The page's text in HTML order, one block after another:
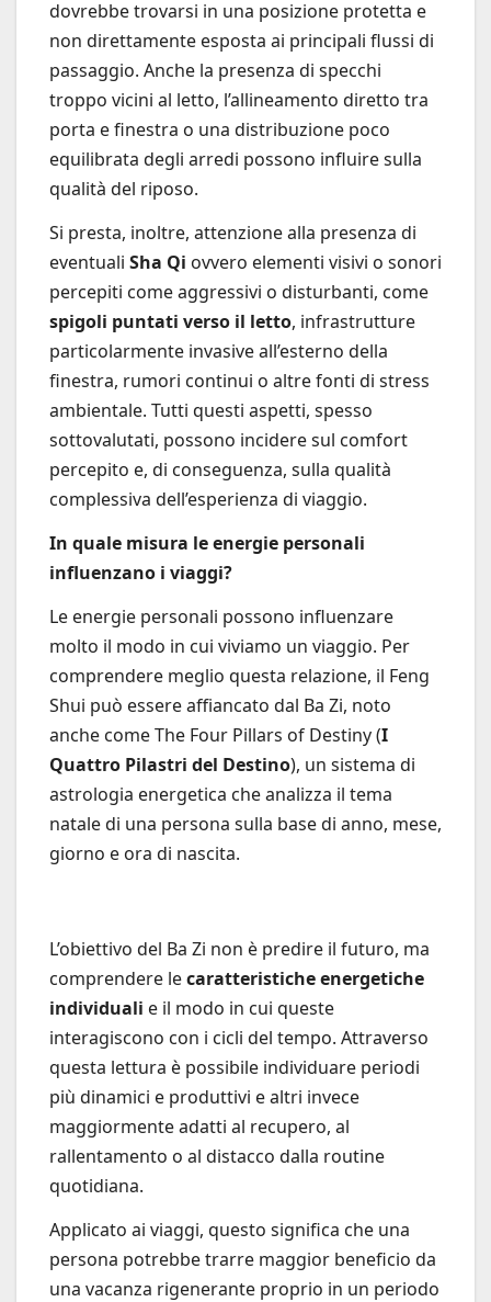
dovrebbe trovarsi in una posizione protetta e
non direttamente esposta ai principali flussi di
passaggio. Anche la presenza di specchi
troppo vicini al letto, l’allineamento diretto tra
porta e finestra o una distribuzione poco
equilibrata degli arredi possono influire sulla
qualità del riposo.
Si presta, inoltre, attenzione alla presenza di
eventuali Sha Qi ovvero elementi visivi o sonori
percepiti come aggressivi o disturbanti, come
spigoli puntati verso il letto, infrastrutture
particolarmente invasive all’esterno della
finestra, rumori continui o altre fonti di stress
ambientale. Tutti questi aspetti, spesso
sottovalutati, possono incidere sul comfort
percepito e, di conseguenza, sulla qualità
complessiva dell’esperienza di viaggio.
In quale misura le energie personali
influenzano i viaggi?
Le energie personali possono influenzare
molto il modo in cui viviamo un viaggio. Per
comprendere meglio questa relazione, il Feng
Shui può essere affiancato dal Ba Zi, noto
anche come The Four Pillars of Destiny (I
Quattro Pilastri del Destino), un sistema di
astrologia energetica che analizza il tema
natale di una persona sulla base di anno, mese,
giorno e ora di nascita.
L’obiettivo del Ba Zi non è predire il futuro, ma
comprendere lecaratteristiche energetiche
individuali e il modo in cui queste
interagiscono con i cicli del tempo. Attraverso
questa lettura è possibile individuare periodi
più dinamici e produttivi e altri invece
maggiormente adatti al recupero, al
rallentamento o al distacco dalla routine
quotidiana.
Applicato ai viaggi, questo significa che una
persona potrebbe trarre maggior beneficio da
una vacanza rigenerante proprio in un periodo